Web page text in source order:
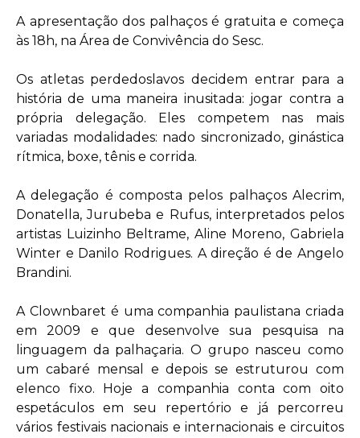
A apresentação dos palhaços é gratuita e começa
às 18h, na Área de Convivência do Sesc.
Os atletas perdedoslavos decidem entrar para a
história de uma maneira inusitada: jogar contra a
própria delegação. Eles competem nas mais
variadas modalidades: nado sincronizado, ginástica
rítmica, boxe, tênis e corrida.
A delegação é composta pelos palhaços Alecrim,
Donatella, Jurubeba e Rufus, interpretados pelos
artistas Luizinho Beltrame, Aline Moreno, Gabriela
Winter e Danilo Rodrigues. A direção é de Angelo
Brandini.
A Clownbaret é uma companhia paulistana criada
em 2009 e que desenvolve sua pesquisa na
linguagem da palhaçaria. O grupo nasceu como
um cabaré mensal e depois se estruturou com
elenco fixo. Hoje a companhia conta com oito
espetáculos em seu repertório e já percorreu
vários festivais nacionais e internacionais e circuitos